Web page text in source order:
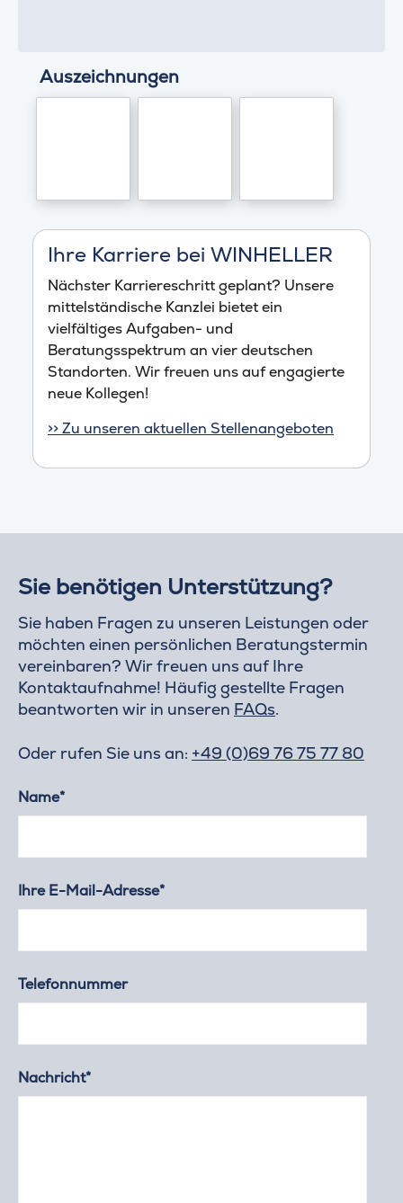
Auszeichnungen
Ihre Karriere bei WINHELLER
Nächster Karriereschritt geplant? Unsere
mittelständische Kanzlei bietet ein
vielfältiges Aufgaben- und
Beratungsspektrum an vier deutschen
Standorten. Wir freuen uns auf engagierte
neue Kollegen!
>> Zu unseren aktuellen Stellenangeboten
Sie benötigen Unterstützung?
Sie haben Fragen zu unseren Leistungen oder
möchten einen persönlichen Beratungstermin
vereinbaren? Wir freuen uns auf Ihre
Kontaktaufnahme! Häufig gestellte Fragen
beantworten wir in unseren FAQs.
Oder rufen Sie uns an: +49 (0)69 76 75 77 80
Name*
Ihre E-Mail-Adresse*
Telefonnummer
Nachricht*